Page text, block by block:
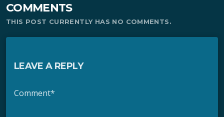
COMMENTS
THIS POST CURRENTLY HAS NO COMMENTS.
LEAVE A REPLY
Comment*